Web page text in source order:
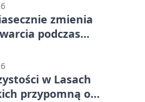
zmienia
podczas
w Lasach
przypomną o